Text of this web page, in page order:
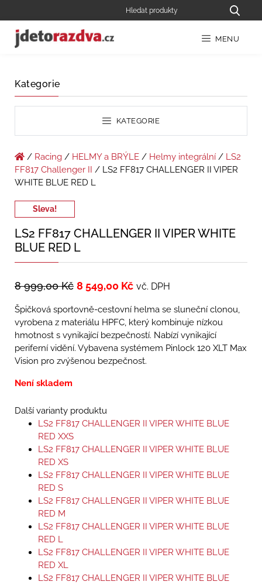
MENU
Kategorie
KATEGORIE
/ Racing / HELMY a BRÝLE / Helmy integrální / LS2
FF817 Challenger II
/ LS2 FF817 CHALLENGER II VIPER
WHITE BLUE RED L
Sleva!
LS2 FF817 CHALLENGER II VIPER WHITE
BLUE RED L
8 999,00Kč 8 549,00 Kč vč. DPH
Špičková sportovně-cestovní helma se sluneční clonou,
vyrobena z materiálu HPFC, který kombinuje nízkou
hmotnost s vynikající bezpečností. Nabízí vynikající
periferní vidění. Vybavena systémem Pinlock 120 XLT Max
Vision pro zvýšenou bezpečnost.
Není skladem
Další varianty produktu
LS2 FF817 CHALLENGER II VIPER WHITE BLUE
RED XXS
LS2 FF817 CHALLENGER II VIPER WHITE BLUE
RED XS
LS2 FF817 CHALLENGER II VIPER WHITE BLUE
RED S
LS2 FF817 CHALLENGER II VIPER WHITE BLUE
RED M
LS2 FF817 CHALLENGER II VIPER WHITE BLUE
RED L
LS2 FF817 CHALLENGER II VIPER WHITE BLUE
RED XL
LS2 FF817 CHALLENGER II VIPER WHITE BLUE